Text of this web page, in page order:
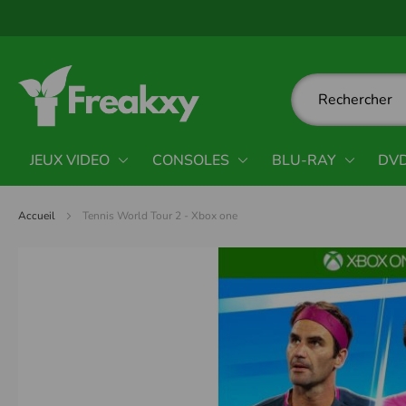
JEUX VIDEO CONSOLES BLU-RAY
Accueil Tennis World Tour 2 - Xbox one